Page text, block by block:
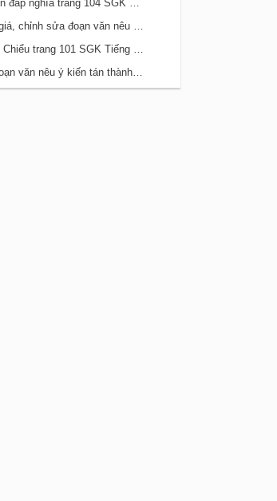
Bài 20 Đền ơn đáp nghĩa trang 104 SGK Tiếng Việt 5 Kết nối tri thức tập 2
Bài 20 Đánh giá, chỉnh sửa đoạn văn nêu ý kiến tán thành một sự vật, hiện tượng trang 103 SGK Tiếng Việt 5 Kết nối tri thức tập 2
Bài 20 Cụ Đồ Chiểu trang 101 SGK Tiếng Việt 5 Kết nối tri thức tập 2
Bài 19 Viết đoạn văn nêu ý kiến tán thành một sự việc, hiện tượng (Bài viết số 1) trang 100 SGK Tiếng Việt 5 Kết nối tri thức tập 2